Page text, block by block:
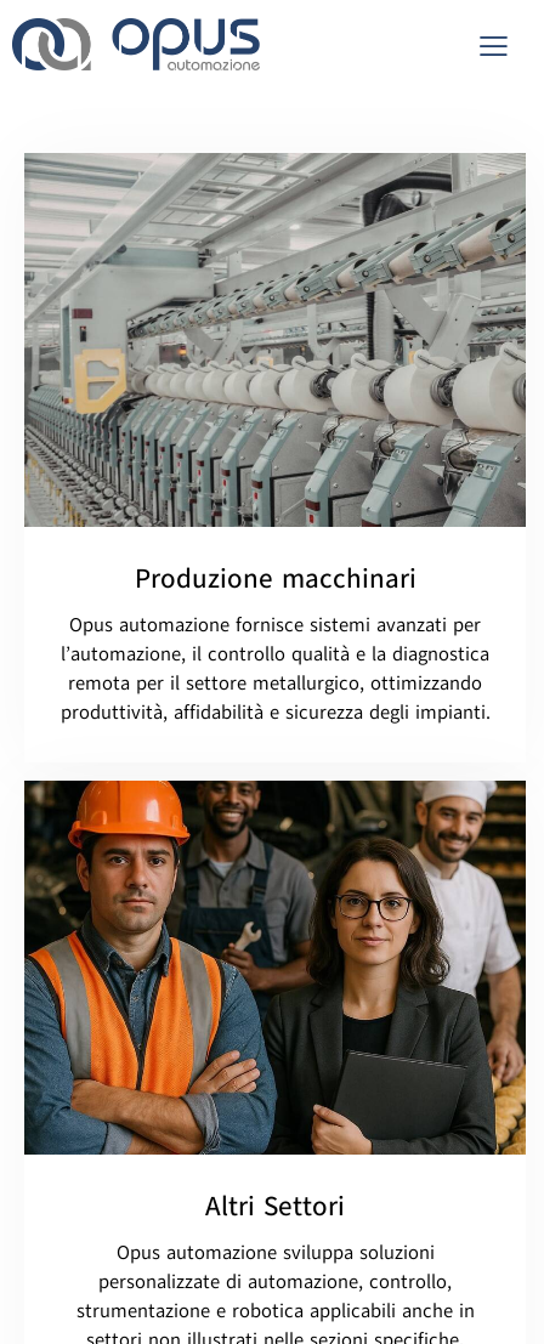
Produzione macchinari
Opus automazione fornisce sistemi avanzati per
l’automazione, il controllo qualità e la diagnostica
remota per il settore metallurgico, ottimizzando
produttività, affidabilità e sicurezza degli impianti.
Altri Settori
Opus automazione sviluppa soluzioni
personalizzate di automazione, controllo,
strumentazione e robotica applicabili anche in